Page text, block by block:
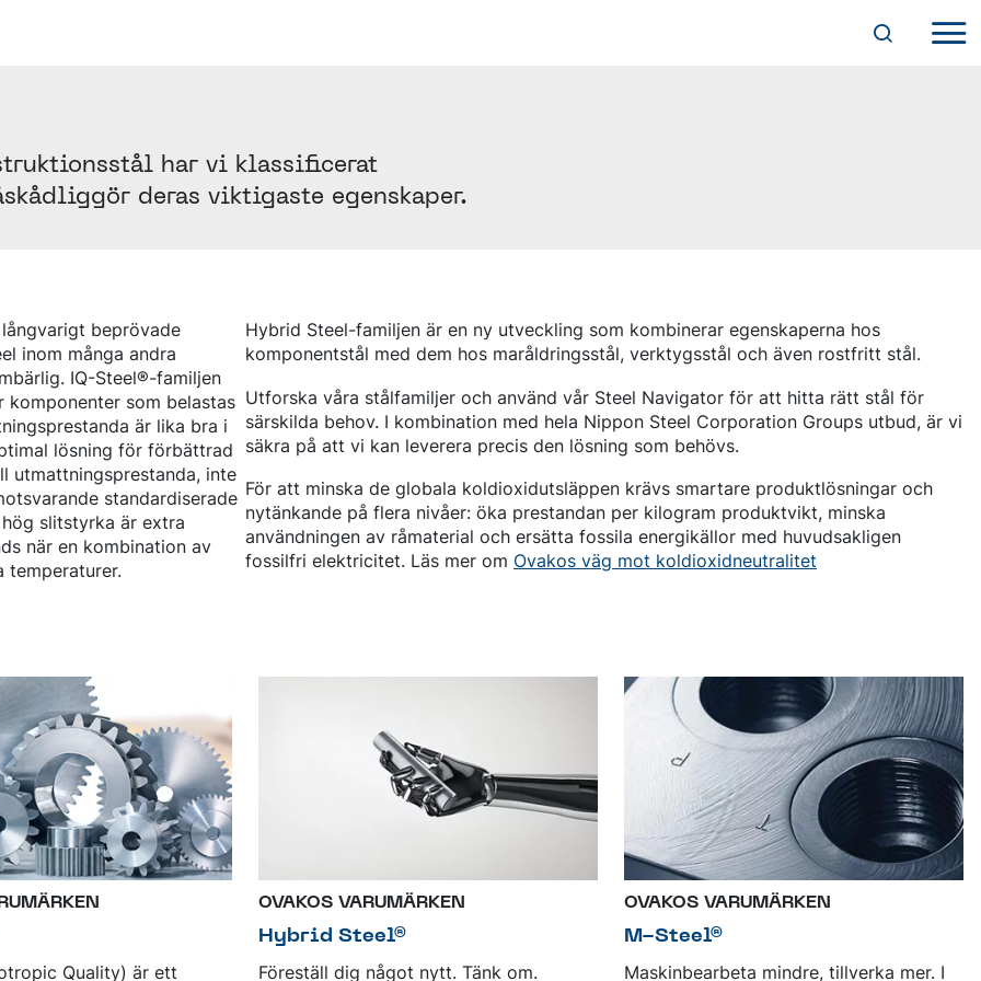
har vi klassificerat
deras viktigaste egenskaper.
beprövade
inom många andra
IQ-Steel®-familjen
som belastas
är lika bra i
lösning för förbättrad
utmattningsprestanda, inte
standardiserade
slitstyrka är extra
när en kombination av
temperaturer.
Hybrid Steel-familjen är en ny utveckling som kombinerar egenskaperna hos
komponentstål med dem hos maråldringsstål, verktygsstål och även rostfritt stål.
Utforska våra stålfamiljer och använd vår Steel Navigator för att hitta rätt stål för
särskilda behov. I kombination med hela Nippon Steel Corporation Groups utbud, är vi
säkra på att vi kan leverera precis den lösning som behövs.
För att minska de globala koldioxidutsläppen krävs smartare produktlösningar och
nytänkande på flera nivåer: öka prestandan per kilogram produktvikt, minska
användningen av råmaterial och ersätta fossila energikällor med huvudsakligen
fossilfri elektricitet. Läs mer om Ovakos väg mot koldioxidneutralitet
Quality) är ett
OVAKOS VARUMÄRKEN
Hybrid Steel®
Föreställ dig något nytt. Tänk om.
OVAKOS VARUMÄRKEN
M-Steel®
Maskinbearbeta mindre, tillverka mer. I